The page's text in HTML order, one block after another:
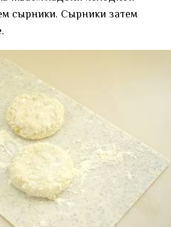
сырники. Сырники затем